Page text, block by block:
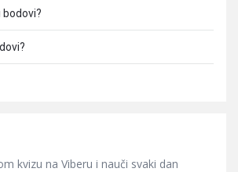
bodovi?
kvizu na Viberu i nauči svaki dan